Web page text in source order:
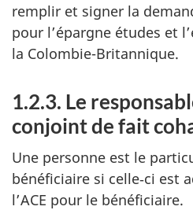
remplir et signer la
pour l’épargne études et
la Colombie-Britannique.
1.2.3. Le
conjoint de fait
Une personne est le
bénéficiaire si celle‑ci est
l’ACE pour le bénéficiaire.